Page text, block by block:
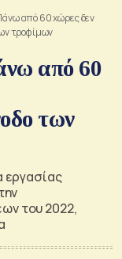
από 60 χώρες δεν
τροφίμων
από 60
των
του 2022,